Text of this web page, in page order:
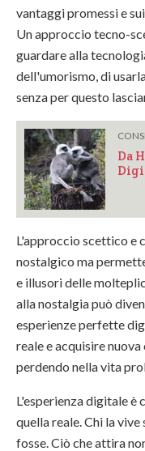
vantaggi promessi e
Un approccio tecno-
guardare alla
dell'umorismo, di
senza per questo
Da
L'approccio scettico e
nostalgico ma
e illusori delle
alla nostalgia può
esperienze perfette
reale e acquisire
perdendo nella vita
L'esperienza digitale è
quella reale. Chi la vive
fosse. Ciò che attira